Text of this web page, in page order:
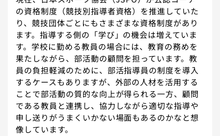
の資格制度（競技別指導者資格）を推進していた
り、競技団体ごとにもさまざまな資格制度があり
ます。指導する側の「学び」の機会は増えていま
す。学校に勤める教員の場合には、教育の務めを
果たしながら、部活動の顧問を担っています。教
員の負担軽減のために、部活指導員の制度を導入
するケースもありますが、外部の人材を活用する
ことで部活動の質的な向上が得られる一方、顧問
である教員と連携し、協力しながら適切な指導や
申し送りがうまくいかない場面もあるのかなと想
像しています。